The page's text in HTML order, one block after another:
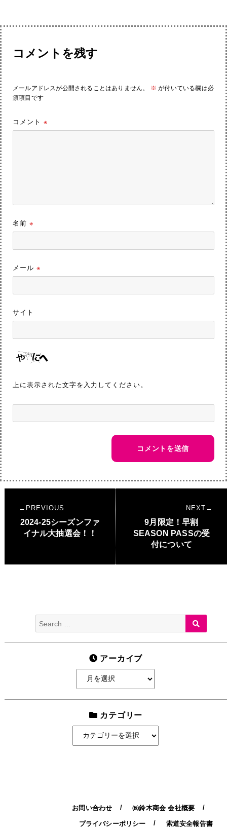
コメントを残す
メールアドレスが公開されることはありません。 ※ が付いている欄は必
須項目です
コメント※
名前※
メール※
サイト
上に表示された文字を入力してください。
ゲ
PREVIOUS
Previous
post:
2024-25シーズンファ
イナル大抽選会！！
NEXT
Next
post:
9月限定！早割
SEASON PASSの受
付について
Search
for:
アーカイブ
カテゴリー
お問い合わせ ㈱鈴木商会 会社概要
プライバシーポリシー 索道安全報告書